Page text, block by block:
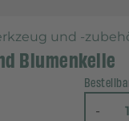
und -
Blumenkelle
-